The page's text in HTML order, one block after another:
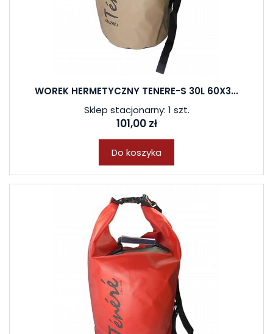
WOREK HERMETYCZNY TENERE-S 30L 60X3...
Sklep stacjonarny: 1 szt.
101,00 zł
Do koszyka